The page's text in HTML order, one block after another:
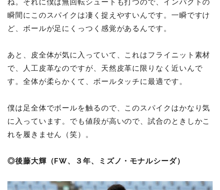
ね。それに僕は無回転シュートも打つので、インパクトの
瞬間にこのスパイクは凄く捉えやすいんです。一瞬ですけ
ど、ボールが足にくっつく感覚があるんです。
あと、皮全体が気に入っていて、これはフライニット素材
で、人工皮革なのですが、天然皮革に限りなく近いんで
す。全体が柔らかくて、ボールタッチに最適です。
僕は足全体でボールを触るので、このスパイクはかなり気
に入っています。でも値段が高いので、試合のときしかこ
れを履きません（笑）。
◎後藤大輝（FW、３年、ミズノ・モナルシーダ）